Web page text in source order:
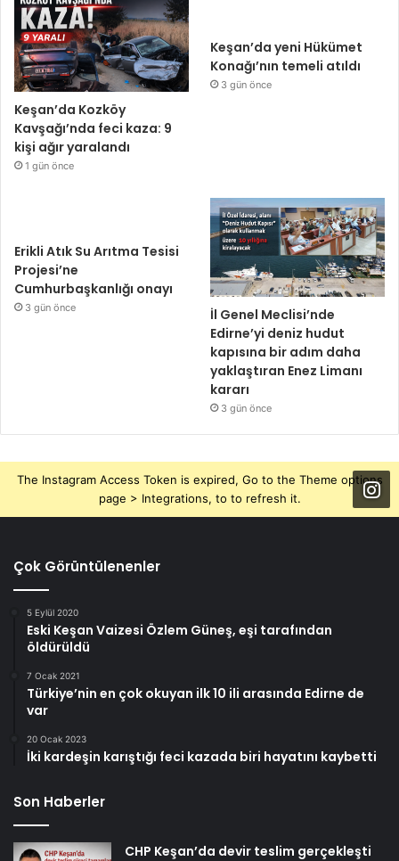
Keşan’da Kozköy
Kavşağı’nda feci kaza: 9
kişi ağır yaralandı
1 gün önce
Keşan’da yeni Hükümet
Konağı’nın temeli atıldı
3 gün önce
Erikli Atık Su Arıtma Tesisi
Projesi’ne
Cumhurbaşkanlığı onayı
3 gün önce
İl Genel Meclisi’nde
Edirne’yi deniz hudut
kapısına bir adım daha
yaklaştıran Enez Limanı
kararı
3 gün önce
The Instagram Access Token is expired, Go to the Theme options
page > Integrations, to to refresh it.
Çok Görüntülenenler
5 Eylül 2020
Eski Keşan Vaizesi Özlem Güneş, eşi tarafından
öldürüldü
7 Ocak 2021
Türkiye’nin en çok okuyan ilk 10 ili arasında Edirne de
var
20 Ocak 2023
İki kardeşin karıştığı feci kazada biri hayatını kaybetti
Son Haberler
CHP Keşan’da devir teslim gerçekleşti